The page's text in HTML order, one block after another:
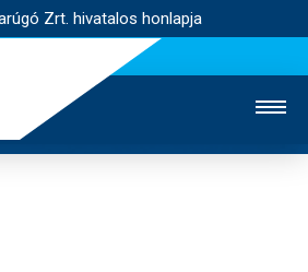
Zrt. hivatalos honlapja